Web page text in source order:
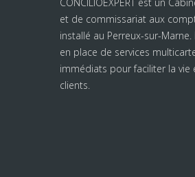
et de commissariat aux
installé au Perreux-sur-
en place de services
immédiats pour faciliter la
clients.